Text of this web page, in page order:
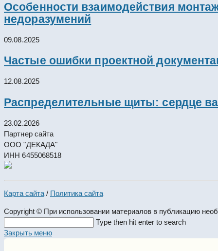
Особенности взаимодействия
недоразумений
09.08.2025
Частые ошибки проектной
12.08.2025
Распределительные щиты: сердце
23.02.2026
Партнер сайта
ООО "ДЕКАДА"
ИНН 6455068518
Карта сайта / Политика сайта
Copyright © При использовании материалов в публикацию
this
Type then hit enter to search
Закрыть меню